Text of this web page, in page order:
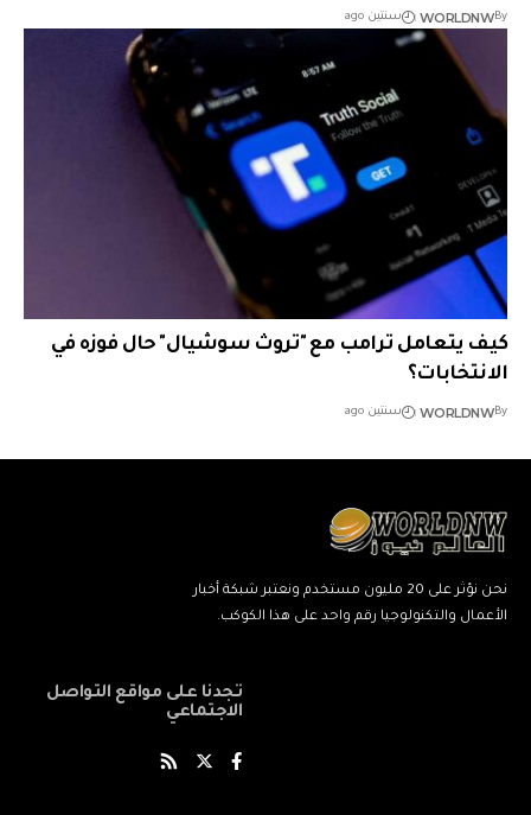
By
WORLDNW سنتين ago
كيف يتعامل ترامب مع "تروث سوشيال" حال فوزه في
الانتخابات؟
By
WORLDNW سنتين ago
نحن نؤثر على 20 مليون مستخدم ونعتبر شبكة أخبار
الأعمال والتكنولوجيا رقم واحد على هذا الكوكب.
تجدنا على مواقع التواصل
الاجتماعي